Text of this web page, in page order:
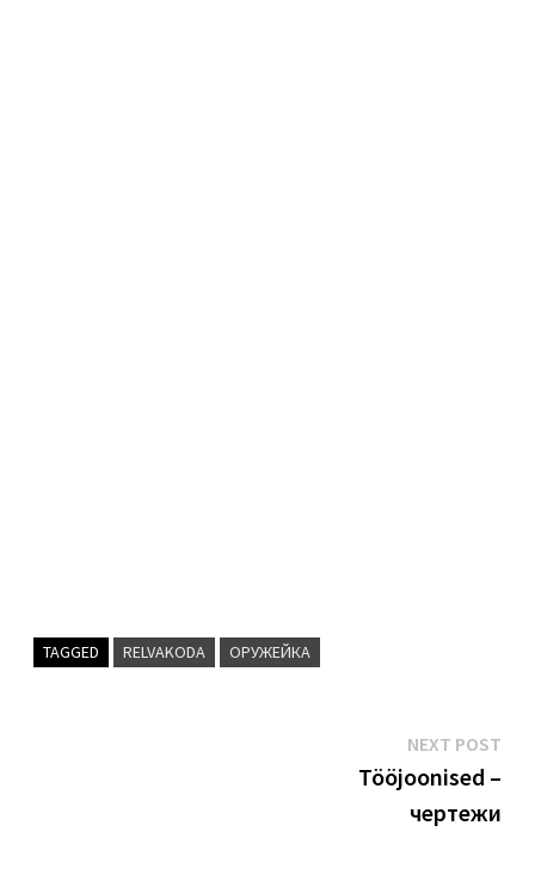
TAGGED RELVAKODA ОРУЖЕЙКА
NEXT POST
Tööjoonised –
чертежи